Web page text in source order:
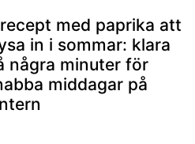
med paprika att
in i sommar: klara
några minuter för
middagar på